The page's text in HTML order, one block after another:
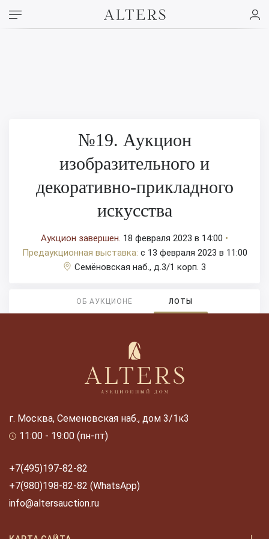
№19. Аукцион
изобразительного и
декоративно-прикладного
искусства
Аукцион завершен. 18 февраля 2023 в 14:00 •
Предаукционная выставка: c 13 февраля 2023 в 11:00
Семёновская наб., д.3/1 корп. 3
ОБ АУКЦИОНЕ ЛОТЫ
г. Москва, Семеновская наб., дом 3/1к3
11:00 - 19:00 (пн-пт)
+7(495)197-82-82
+7(980)198-82-82 (WhatsApp)
info@altersauction.ru